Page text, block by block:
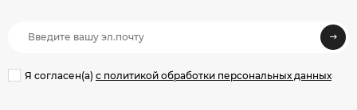
Я согласен(a) с политикой обработки персональных данных